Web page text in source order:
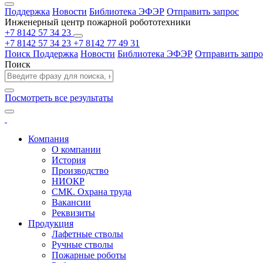
Поддержка Новости Библиотека ЭФЭР Отправить запрос
Инженерный центр пожарной робототехники
+7 8142 57 34 23
+7 8142 57 34 23 +7 8142 77 49 31
Поиск Поддержка Новости Библиотека ЭФЭР Отправить
Поиск
Посмотреть все результаты
Компания
О компании
История
Производство
НИОКР
СМК. Охрана труда
Вакансии
Реквизиты
Продукция
Лафетные стволы
Ручные стволы
Пожарные роботы